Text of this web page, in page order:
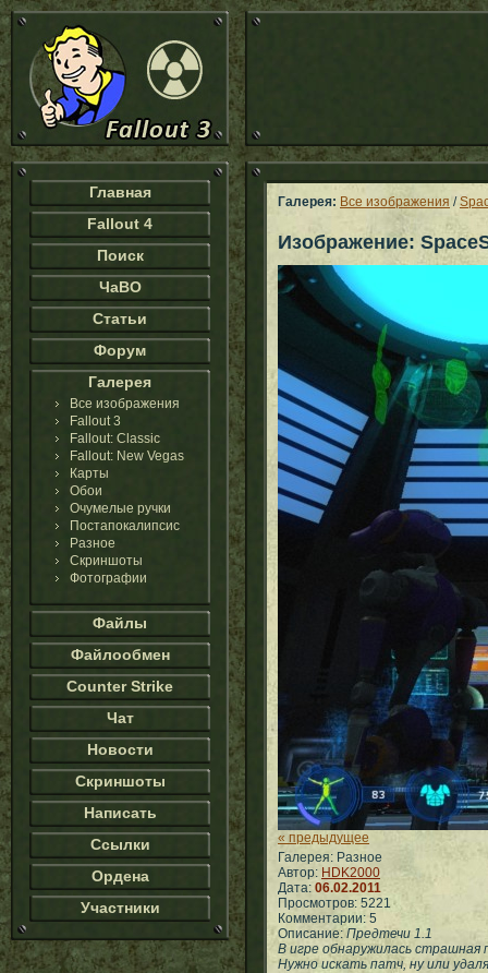
Главная
Fallout 4
Поиск
ЧаВО
Статьи
Форум
Галерея
Все изображения
Fallout 3
Fallout: Classic
Fallout: New Vegas
Карты
Обои
Очумелые ручки
Постапокалипсис
Разное
Скриншоты
Фотографии
Файлы
Файлообмен
Counter Strike
Чат
Новости
Скриншоты
Написать
Ссылки
Ордена
Участники
Галерея: Все изображения /
Изображение:
« предыдущее
Галерея: Разное
Автор: HDK2000
Дата: 06.02.2011
Просмотров: 5221
Комментарии: 5
Описание: Предтечи 1.1
В игре обнаружилась страшная
Нужно искать патч, ну или